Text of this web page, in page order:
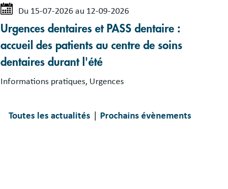
Du 15-07-2026 au 12-09-2026
Urgences dentaires et PASS dentaire :
accueil des patients au centre de soins
dentaires durant l'été
Informations pratiques, Urgences
Toutes les actualités Prochains évènements